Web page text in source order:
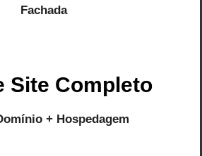
Fachada
Site Completo
+ Hospedagem